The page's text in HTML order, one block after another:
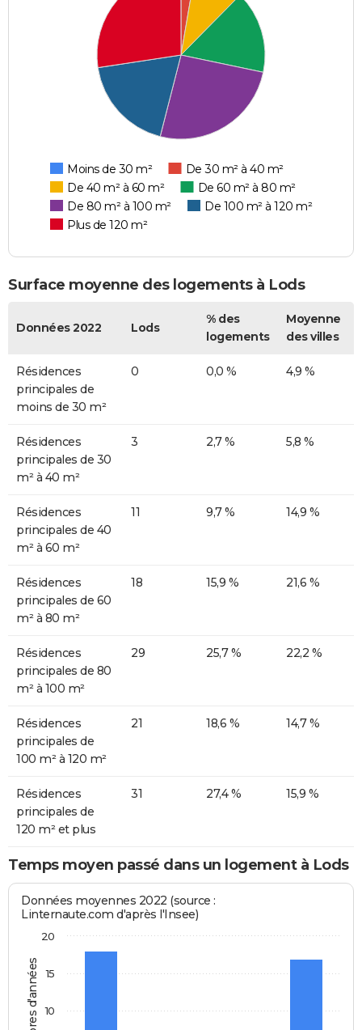
Moins de 30 m²
De 30 m² à 40 m²
De 40 m² à 60 m²
De 60 m² à 80 m²
De 80 m² à 100 m²
De 100 m² à 120 m²
Plus de 120 m²
Surface moyenne des logements à Lods
Données 2022 Lods
% des
logements
Moyenne
des villes
Résidences
principales de
moins de 30 m²
0 0,0 % 4,9 %
Résidences
principales de 30
m² à 40 m²
3 2,7 % 5,8 %
Résidences
principales de 40
m² à 60 m²
11 9,7 % 14,9 %
Résidences
principales de 60
m² à 80 m²
18 15,9 % 21,6 %
Résidences
principales de 80
m² à 100 m²
29 25,7 % 22,2 %
Résidences
principales de
100 m² à 120 m²
21 18,6 % 14,7 %
Résidences
principales de
120 m² et plus
31 27,4 % 15,9 %
Temps moyen passé dans un logement à Lods
Données moyennes 2022 (source :
Linternaute.com d'après l'Insee)
10
15
20